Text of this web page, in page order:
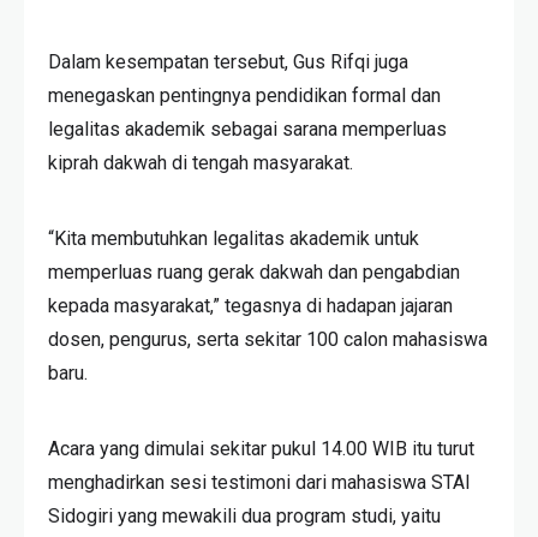
Dalam kesempatan tersebut, Gus Rifqi juga
menegaskan pentingnya pendidikan formal dan
legalitas akademik sebagai sarana memperluas
kiprah dakwah di tengah masyarakat.
“Kita membutuhkan legalitas akademik untuk
memperluas ruang gerak dakwah dan pengabdian
kepada masyarakat,” tegasnya di hadapan jajaran
dosen, pengurus, serta sekitar 100 calon mahasiswa
baru.
Acara yang dimulai sekitar pukul 14.00 WIB itu turut
menghadirkan sesi testimoni dari mahasiswa STAI
Sidogiri yang mewakili dua program studi, yaitu